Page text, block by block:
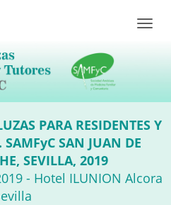
Toggle
PARA RESIDENTES Y
SAMFyC SAN JUAN DE
SEVILLA, 2019
- Hotel ILUNION Alcora